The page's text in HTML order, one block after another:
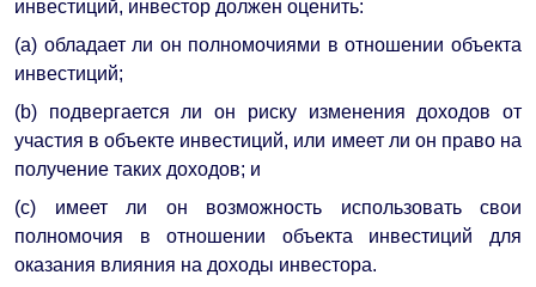
инвестиций, инвестор должен оценить:
(a) обладает ли он полномочиями в отношении объекта
инвестиций;
(b) подвергается ли он риску изменения доходов от
участия в объекте инвестиций, или имеет ли он право на
получение таких доходов; и
(c) имеет ли он возможность использовать свои
полномочия в отношении объекта инвестиций для
оказания влияния на доходы инвестора.